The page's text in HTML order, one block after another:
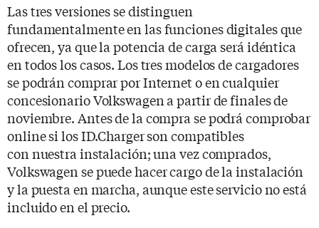
Las tres versiones se distinguen
fundamentalmente en las funciones digitales que
ofrecen, ya que la potencia de carga será idéntica
en todos los casos. Los tres modelos de cargadores
se podrán comprar por Internet o en cualquier
concesionario Volkswagen a partir de finales de
noviembre. Antes de la compra se podrá comprobar
online si los ID.Charger son compatibles
con nuestra instalación; una vez comprados,
Volkswagen se puede hacer cargo de la instalación
y la puesta en marcha, aunque este servicio no está
incluido en el precio.